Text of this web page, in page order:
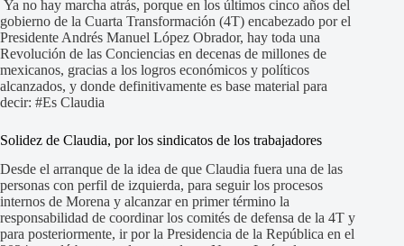
Ya no hay marcha atrás, porque en los últimos cinco años del
gobierno de la Cuarta Transformación (4T) encabezado por el
Presidente Andrés Manuel López Obrador, hay toda una
Revolución de las Conciencias en decenas de millones de
mexicanos, gracias a los logros económicos y políticos
alcanzados, y donde definitivamente es base material para
decir: #Es Claudia
Solidez de Claudia, por los sindicatos de los trabajadores
Desde el arranque de la idea de que Claudia fuera una de las
personas con perfil de izquierda, para seguir los procesos
internos de Morena y alcanzar en primer término la
responsabilidad de coordinar los comités de defensa de la 4T y
para posteriormente, ir por la Presidencia de la República en el